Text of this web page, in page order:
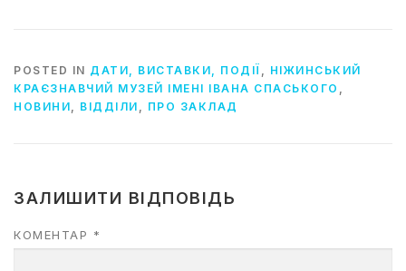
POSTED IN ДАТИ, ВИСТАВКИ, ПОДІЇ , НІЖИНСЬКИЙ
КРАЄЗНАВЧИЙ МУЗЕЙ ІМЕНІ ІВАНА СПАСЬКОГО ,
НОВИНИ, ВІДДІЛИ , ПРО ЗАКЛАД
ЗАЛИШИТИ ВІДПОВІДЬ
КОМЕНТАР *